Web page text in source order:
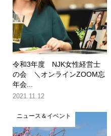
令和3年度 NJK女性経営士
の会 ＼オンラインZOOM忘
年会...
2021.11.12
ニュース＆イベント